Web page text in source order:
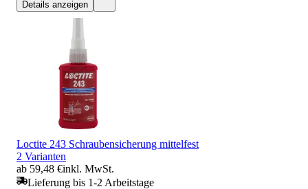
Details anzeigen
Loctite 243 Schraubensicherung mittelfest
2 Varianten
ab 59,48 €inkl. MwSt.
Lieferung bis 1-2 Arbeitstage